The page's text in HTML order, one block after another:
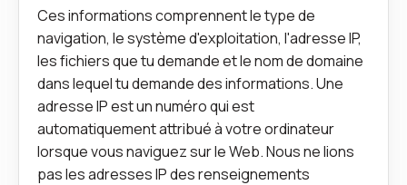
Ces informations comprennent le type de
navigation, le système d'exploitation, l'adresse IP,
les fichiers que tu demande et le nom de domaine
dans lequel tu demande des informations. Une
adresse IP est un numéro qui est
automatiquement attribué à votre ordinateur
lorsque vous naviguez sur le Web. Nous ne lions
pas les adresses IP des renseignements